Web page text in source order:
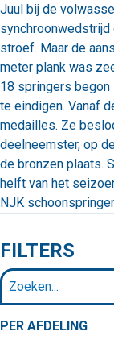
Juul bij de
synchroonwedstrijd
stroef. Maar de
meter plank was
18 springers begon
te eindigen. Vanaf
medailles. Ze
deelneemster, op
de bronzen plaats.
helft van het
NJK
FILTERS
PER AFDELING